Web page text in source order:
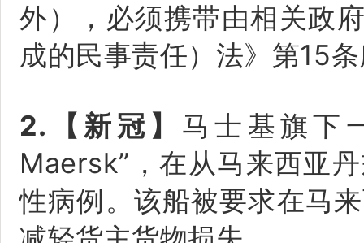
外），必须携带由相关政
成的民事责任）法》第15
2.【新冠】 马士基旗下
Maersk”，在从马来西亚
性病例。该船被要求在马